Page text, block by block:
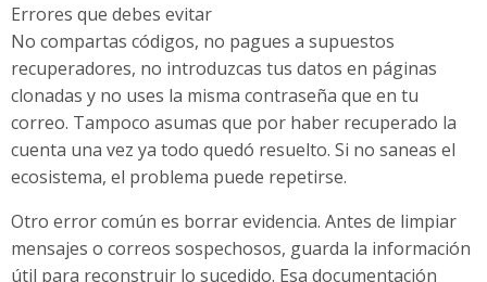
Errores que debes evitar
No compartas códigos, no pagues a supuestos
recuperadores, no introduzcas tus datos en páginas
clonadas y no uses la misma contraseña que en tu
correo. Tampoco asumas que por haber recuperado la
cuenta una vez ya todo quedó resuelto. Si no saneas el
ecosistema, el problema puede repetirse.
Otro error común es borrar evidencia. Antes de limpiar
mensajes o correos sospechosos, guarda la información
útil para reconstruir lo sucedido. Esa documentación